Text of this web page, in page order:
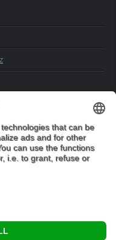
man jahrelang